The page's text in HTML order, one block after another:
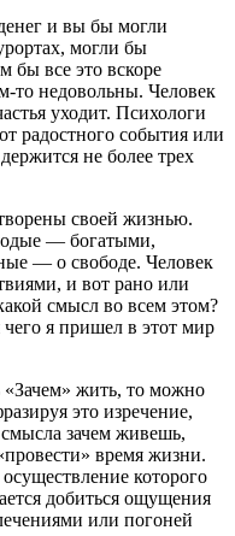
и вы бы могли
могли бы
бы все это вскоре
то недовольны. Человек
уходит. Психологи
радостного события или
не более трех
своей жизнью.
— богатыми,
— о свободе. Человек
и вот рано или
смысл во всем этом?
чего я пришел в этот мир
жить, то можно
это изречение,
зачем живешь,
время жизни.
которого
добиться ощущения
или погоней